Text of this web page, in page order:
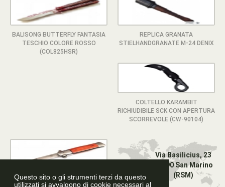
Questo sito o gli strumenti terzi da questo
utilizzati si avvalgono di cookie necessari al
BALISONG BUTTERFLY FANTASIA
TESCHIO COLORE ROSSO
(COL825HSR)
REPLICA GRANATA
STIELHANDGRANATE M-24 DENIX
COLTELLO KARAMBIT
RICHIUDIBILE SCK CON APERTURA
SCORREVOLE (CW-90104)
COLTELLO TASCABILE COUGAR
Via Basilicius, 23
47890 San Marino
(RSM)